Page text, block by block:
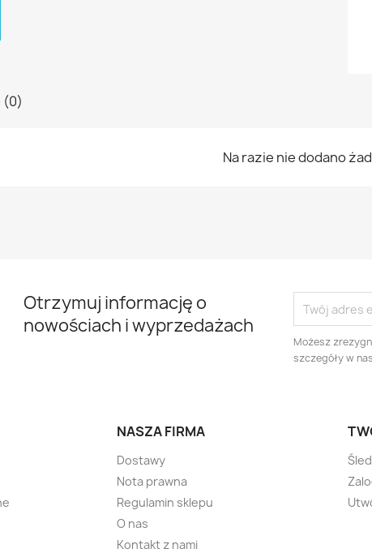
(0)
Na razie nie dodano
Otrzymuj informację o
nowościach i wyprzedażach
Możesz
szczegóły w
NASZA FIRMA
Dostawy
Nota prawna
Regulamin sklepu
O nas
Kontakt z nami